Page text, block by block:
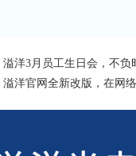
溢洋3月员工生日会，不负
溢洋官网全新改版，在网